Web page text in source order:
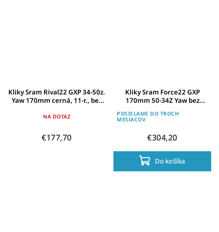
Kliky Sram Rival22 GXP 34-50z.
Yaw 170mm cerná, 11-r., bez
NA DOTAZ
€177,70
Kliky Sram Force22 GXP
170mm 50-34Z Yaw bez
00.6118.108.006
POSIELAME DO TROCH
MESIACOV
€304,20
Do košíka